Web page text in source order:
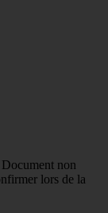
non
lors de la